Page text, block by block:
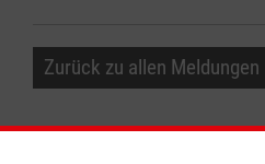
Zurück zu allen Meldungen